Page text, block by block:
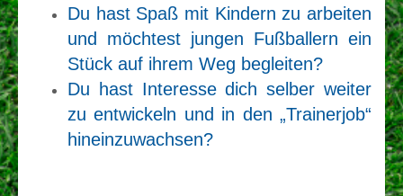
Du hast Spaß mit Kindern zu arbeiten
und möchtest jungen Fußballern ein
Stück auf ihrem Weg begleiten?
Du hast Interesse dich selber weiter
zu entwickeln und in den „Trainerjob“
hineinzuwachsen?